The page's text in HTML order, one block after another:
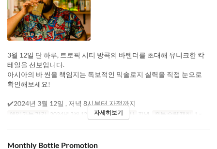
3월 12일 단 하루, 트로픽 시티 방콕의 바텐더를 초대해 유니크한 칵
테일을 선보입니다.
아시아의 바 씬을 책임지는 독보적인 믹솔로지 실력을 직접 눈으로
확인해보세요!
✔️2024년 3월 12일 , 저녁 8시부터 자정까지
예약 가능 기간 2024년 3월 12일 요일 화 식사 저녁 주문 수량 제한 1 ~
자세히보기
Monthly Bottle Promotion